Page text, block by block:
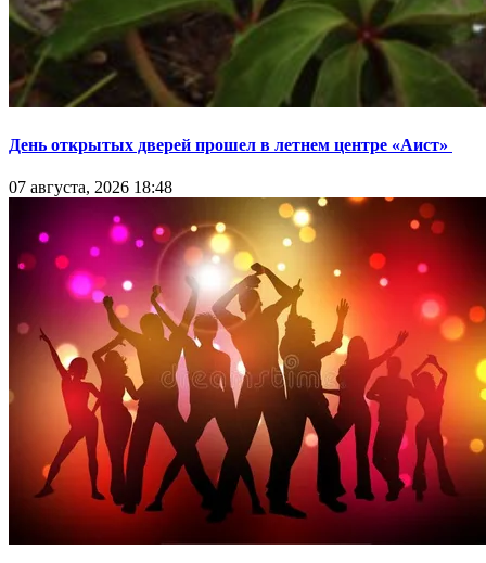
День открытых дверей прошел в летнем центре «Аист»
07 августа, 2026 18:48